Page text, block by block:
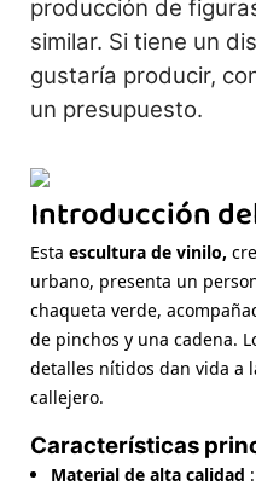
producción de
similar. Si tiene un
gustaría producir,
un presupuesto.
Introducción
Esta escultura de vinilo,
urbano, presenta un
chaqueta verde,
de pinchos y una cadena.
detalles nítidos dan vida a
callejero.
Características
Material de alta calidad